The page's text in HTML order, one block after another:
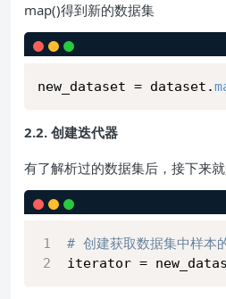
map()得到新的数据集
new_dataset = dataset.
2.2. 创建迭代器
有了解析过的数据集后，接下来就
# 创建获取数据集中样本
iterator =